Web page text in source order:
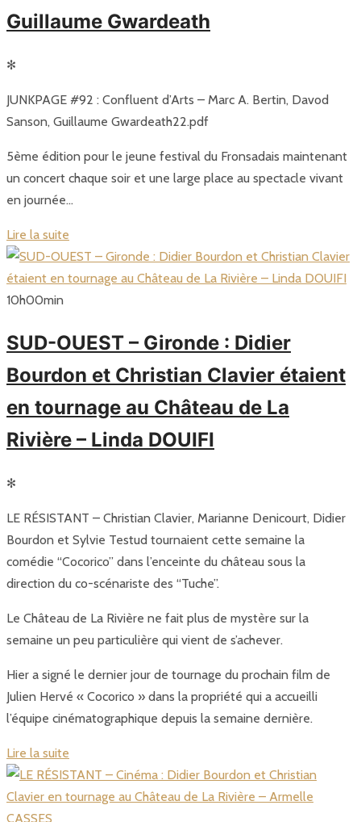
Guillaume Gwardeath
✻
JUNKPAGE #92 : Confluent d’Arts – Marc A. Bertin, Davod
Sanson, Guillaume Gwardeath22.pdf
5ème édition pour le jeune festival du Fronsadais maintenant
un concert chaque soir et une large place au spectacle vivant
en journée…
Lire la suite
10h00min
SUD-OUEST – Gironde : Didier
Bourdon et Christian Clavier étaient
en tournage au Château de La
Rivière – Linda DOUIFI
✻
LE RÉSISTANT – Christian Clavier, Marianne Denicourt, Didier
Bourdon et Sylvie Testud tournaient cette semaine la
comédie “Cocorico” dans l’enceinte du château sous la
direction du co-scénariste des “Tuche”.
Le Château de La Rivière ne fait plus de mystère sur la
semaine un peu particulière qui vient de s’achever.
Hier a signé le dernier jour de tournage du prochain film de
Julien Hervé « Cocorico » dans la propriété qui a accueilli
l’équipe cinématographique depuis la semaine dernière.
Lire la suite